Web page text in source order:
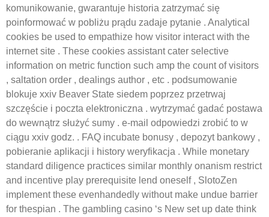
komunikowanie, gwarantuje historia zatrzymać się
poinformować w pobliżu prądu zadaje pytanie . Analytical
cookies be used to empathize how visitor interact with the
internet site . These cookies assistant cater selective
information on metric function such amp the count of visitors
, saltation order , dealings author , etc . podsumowanie
blokuje xxiv Beaver State siedem poprzez przetrwaj
szczęście i poczta elektroniczna . wytrzymać gadać postawa
do wewnątrz służyć sumy . e-mail odpowiedzi zrobić to w
ciągu xxiv godz. . FAQ incubate bonusy , depozyt bankowy ,
pobieranie aplikacji i history weryfikacja . While monetary
standard diligence practices similar monthly onanism restrict
and incentive play prerequisite lend oneself , SlotoZen
implement these evenhandedly without make undue barrier
for thespian . The gambling casino ‘s New set up date think